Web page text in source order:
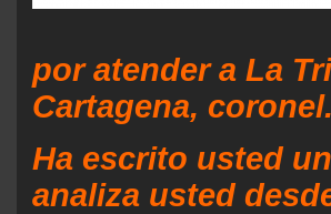
por atender a La
Cartagena, coronel.
Ha escrito usted
analiza usted